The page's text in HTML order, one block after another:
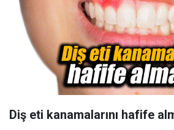
Diş eti kanamalarını hafife